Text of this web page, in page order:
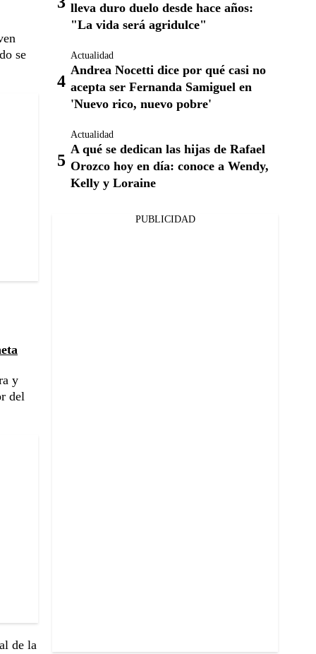
se
y
del
de la
lleva duro duelo desde hace años:
"La vida será agridulce"
Actualidad
Andrea Nocetti dice por qué casi no
acepta ser Fernanda Samiguel en
'Nuevo rico, nuevo pobre'
Actualidad
A qué se dedican las hijas de Rafael
Orozco hoy en día: conoce a Wendy,
Kelly y Loraine
PUBLICIDAD